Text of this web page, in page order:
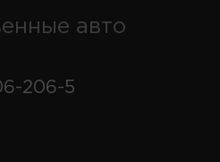
авто
206-5